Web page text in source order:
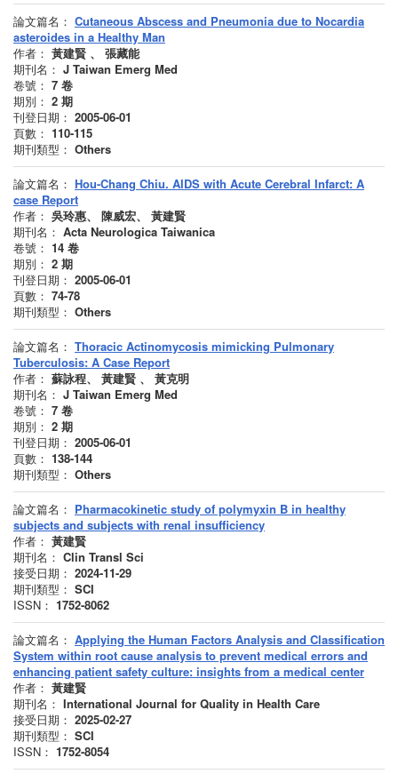
論文篇名： Cutaneous Abscess and Pneumonia due to Nocardia
asteroides in a Healthy Man
作者： 黃建賢 、 張藏能
期刊名： J Taiwan Emerg Med
卷號： 7 卷
期別： 2 期
刊登日期： 2005-06-01
頁數： 110-115
期刊類型： Others
論文篇名： Hou-Chang Chiu. AIDS with Acute Cerebral Infarct: A
case Report
作者： 吳玲惠、 陳威宏、 黃建賢
期刊名： Acta Neurologica Taiwanica
卷號： 14 卷
期別： 2 期
刊登日期： 2005-06-01
頁數： 74-78
期刊類型： Others
論文篇名： Thoracic Actinomycosis mimicking Pulmonary
Tuberculosis: A Case Report
作者： 蘇詠程、 黃建賢 、 黃克明
期刊名： J Taiwan Emerg Med
卷號： 7 卷
期別： 2 期
刊登日期： 2005-06-01
頁數： 138-144
期刊類型： Others
論文篇名： Pharmacokinetic study of polymyxin B in healthy
subjects and subjects with renal insufficiency
作者： 黃建賢
期刊名： Clin Transl Sci
接受日期： 2024-11-29
期刊類型： SCI
ISSN： 1752-8062
論文篇名： Applying the Human Factors Analysis and Classification
System within root cause analysis to prevent medical errors and
enhancing patient safety culture: insights from a medical center
作者： 黃建賢
期刊名： International Journal for Quality in Health Care
接受日期： 2025-02-27
期刊類型： SCI
ISSN： 1752-8054